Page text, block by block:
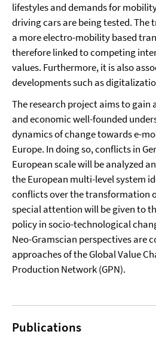
lifestyles and demands for
driving cars are being tested.
a more electro-mobility based
therefore linked to competing
values. Furthermore, it is also
developments such as
The research project aims to
and economic well-founded
dynamics of change towards e-
Europe. In doing so, conflicts in
European scale will be analyzed
the European multi-level system
conflicts over the transformation
special attention will be given to
policy in socio-technological
Neo-Gramscian perspectives are
approaches of the Global Value
Production Network (GPN).
Publications